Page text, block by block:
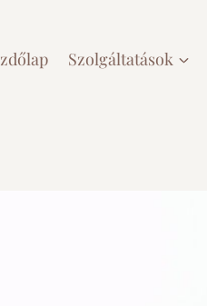
Szolgáltatások